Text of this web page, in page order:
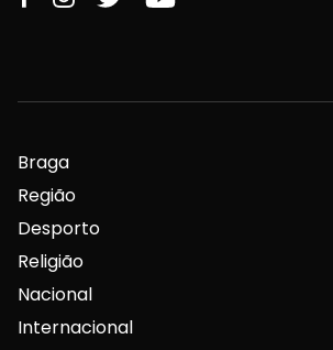
Braga
Região
Desporto
Religião
Nacional
Internacional